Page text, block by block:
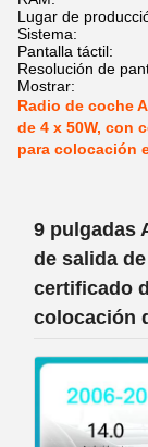
Lugar de
Sistema:
Pantalla táctil:
Resolución de
Mostrar:
Radio de coche
de 4 x 50W, con
para colocación
9 pulgadas
de salida
certificado
colocación